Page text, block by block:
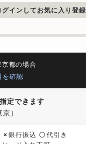
グインしてお気に入り登録
都の場合
を確認
定できます
）
× 銀行振込 〇 代引き